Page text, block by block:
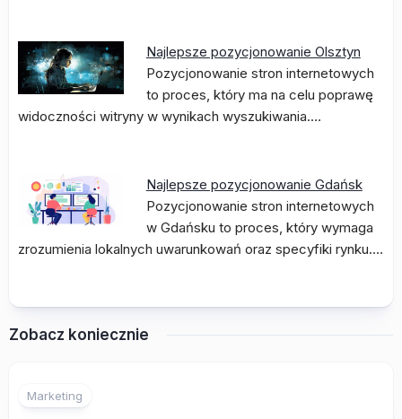
Najlepsze pozycjonowanie Olsztyn
Pozycjonowanie stron internetowych
to proces, który ma na celu poprawę
widoczności witryny w wynikach wyszukiwania.…
Najlepsze pozycjonowanie Gdańsk
Pozycjonowanie stron internetowych
w Gdańsku to proces, który wymaga
zrozumienia lokalnych uwarunkowań oraz specyfiki rynku.…
Zobacz koniecznie
Marketing